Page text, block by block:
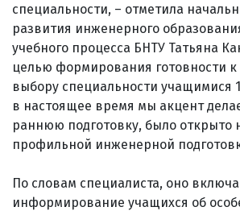
специальности, – отметила
развития инженерного
учебного процесса БНТУ Татьяна
целью формирования готовности к
выбору специальности учащимися
в настоящее время мы акцент
раннюю подготовку, было открыто
профильной инженерной
По словам специалиста, оно
информирование учащихся об